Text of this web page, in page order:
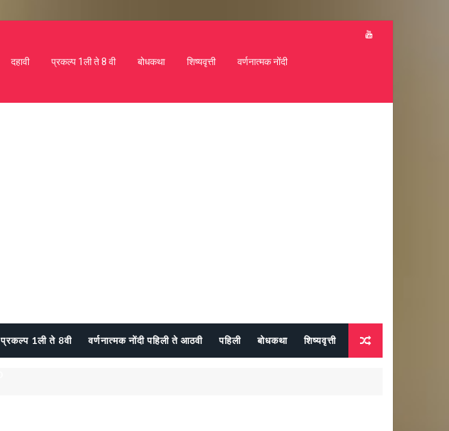
दहावी प्रकल्प 1ली ते 8 वी बोधकथा शिष्यवृत्ती वर्णनात्मक नोंदी
प्रकल्प 1ली ते 8वी वर्णनात्मक नोंदी पहिली ते आठवी पहिली बोधकथा शिष्यवृत्ती